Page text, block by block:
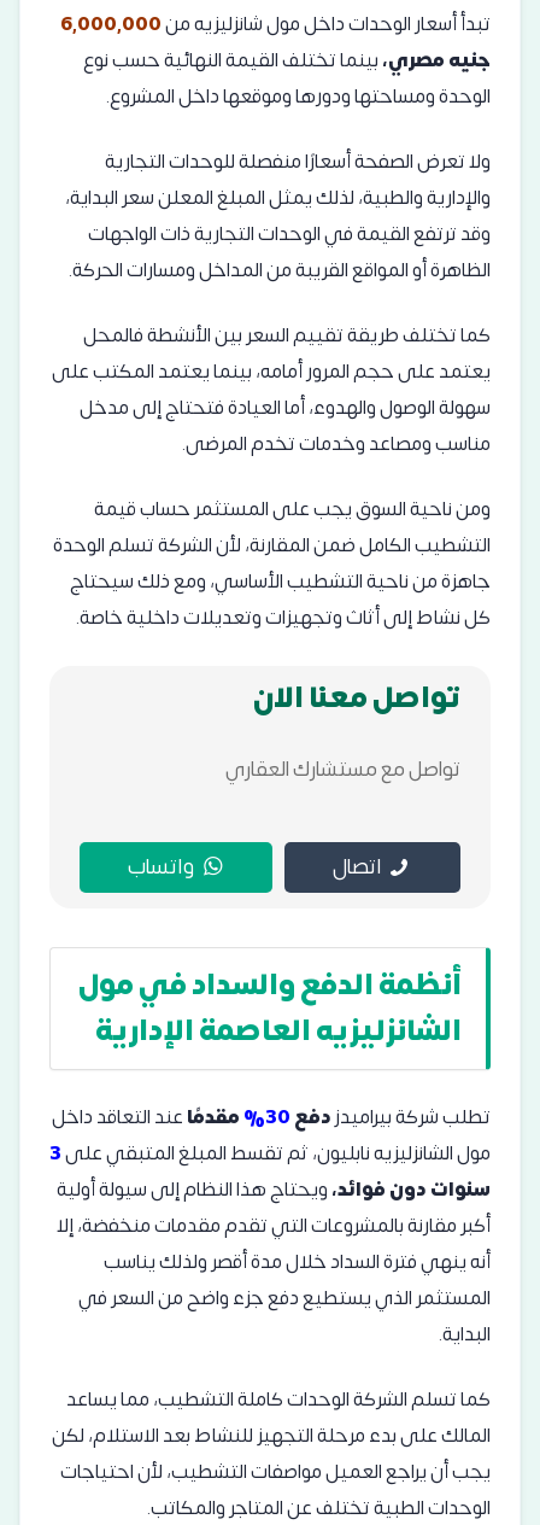
تبدأ أسعار الوحدات داخل مول شانزليزيه من6,000,000
جنيه مصري،بينما تختلف القيمة النهائية حسب نوع
الوحدة ومساحتها ودورها وموقعها داخل المشروع.
ولا تعرض الصفحة أسعارًا منفصلة للوحدات التجارية
والإدارية والطبية، لذلك يمثل المبلغ المعلن سعر البداية،
وقد ترتفع القيمة في الوحدات التجارية ذات الواجهات
الظاهرة أو المواقع القريبة من المداخل ومسارات الحركة.
كما تختلف طريقة تقييم السعر بين الأنشطة فالمحل
يعتمد على حجم المرور أمامه، بينما يعتمد المكتب على
سهولة الوصول والهدوء، أما العيادة فتحتاج إلى مدخل
مناسب ومصاعد وخدمات تخدم المرضى.
ومن ناحية السوق يجب على المستثمر حساب قيمة
التشطيب الكامل ضمن المقارنة، لأن الشركة تسلم الوحدة
جاهزة من ناحية التشطيب الأساسي، ومع ذلك سيحتاج
كل نشاط إلى أثاث وتجهيزات وتعديلات داخلية خاصة.
تواصل معنا الان
تواصل مع مستشارك العقاري
اتصال واتساب
أنظمة الدفع والسداد في مول
الشانزليزيه العاصمة الإدارية
تطلب شركة بيراميدزدفع30% مقدمًاعند التعاقد داخل
مول الشانزليزيه نابليون، ثم تقسط المبلغ المتبقي على
سنوات دون فوائد،ويحتاج هذا النظام إلى سيولة أولية
أكبر مقارنة بالمشروعات التي تقدم مقدمات منخفضة، إلا
أنه ينهي فترة السداد خلال مدة أقصر ولذلك يناسب
المستثمر الذي يستطيع دفع جزء واضح من السعر في
البداية.
كما تسلم الشركة الوحدات كاملة التشطيب، مما يساعد
المالك على بدء مرحلة التجهيز للنشاط بعد الاستلام، لكن
يجب أن يراجع العميل مواصفات التشطيب، لأن احتياجات
الوحدات الطبية تختلف عن المتاجر والمكاتب.